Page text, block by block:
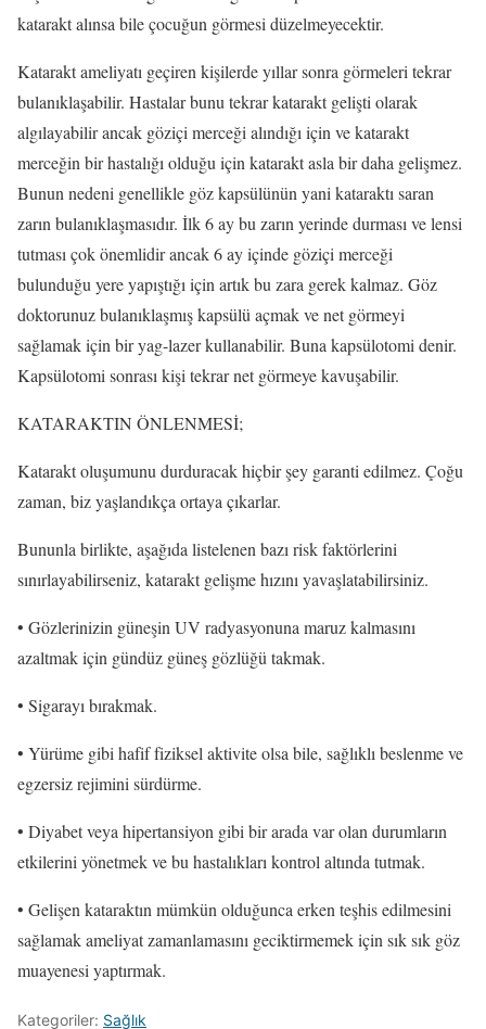
katarakt alınsa bile çocuğun görmesi düzelmeyecektir.
Katarakt ameliyatı geçiren kişilerde yıllar sonra görmeleri tekrar
bulanıklaşabilir. Hastalar bunu tekrar katarakt gelişti olarak
algılayabilir ancak göziçi merceği alındığı için ve katarakt
merceğin bir hastalığı olduğu için katarakt asla bir daha gelişmez.
Bunun nedeni genellikle göz kapsülünün yani kataraktı saran
zarın bulanıklaşmasıdır. İlk 6 ay bu zarın yerinde durması ve lensi
tutması çok önemlidir ancak 6 ay içinde göziçi merceği
bulunduğu yere yapıştığı için artık bu zara gerek kalmaz. Göz
doktorunuz bulanıklaşmış kapsülü açmak ve net görmeyi
sağlamak için bir yag-lazer kullanabilir. Buna kapsülotomi denir.
Kapsülotomi sonrası kişi tekrar net görmeye kavuşabilir.
KATARAKTIN ÖNLENMESİ;
Katarakt oluşumunu durduracak hiçbir şey garanti edilmez. Çoğu
zaman, biz yaşlandıkça ortaya çıkarlar.
Bununla birlikte, aşağıda listelenen bazı risk faktörlerini
sınırlayabilirseniz, katarakt gelişme hızını yavaşlatabilirsiniz.
• Gözlerinizin güneşin UV radyasyonuna maruz kalmasını
azaltmak için gündüz güneş gözlüğü takmak.
• Sigarayı bırakmak.
• Yürüme gibi hafif fiziksel aktivite olsa bile, sağlıklı beslenme ve
egzersiz rejimini sürdürme.
• Diyabet veya hipertansiyon gibi bir arada var olan durumların
etkilerini yönetmek ve bu hastalıkları kontrol altında tutmak.
• Gelişen kataraktın mümkün olduğunca erken teşhis edilmesini
sağlamak ameliyat zamanlamasını geciktirmemek için sık sık göz
muayenesi yaptırmak.
Kategoriler: Sağlık